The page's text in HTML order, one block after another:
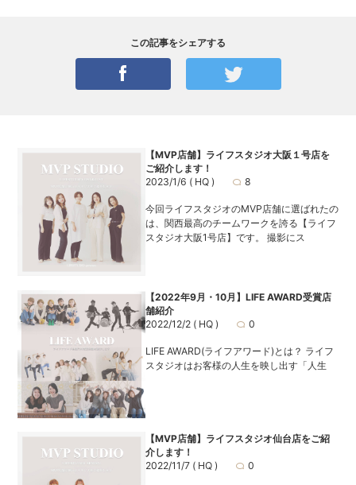
この記事をシェアする
【MVP店舗】ライフスタジオ大阪１号店を
ご紹介します！
2023/1/6 ( HQ ) 8
今回ライフスタジオのMVP店舗に選ばれたの
は、関西最高のチームワークを誇る【ライフ
スタジオ大阪1号店】です。 撮影にス
【2022年9月・10月】LIFE AWARD受賞店
舗紹介
2022/12/2 ( HQ ) 0
LIFE AWARD(ライフアワード)とは？ ライフ
スタジオはお客様の人生を映し出す「人生
【MVP店舗】ライフスタジオ仙台店をご紹
介します！
2022/11/7 ( HQ ) 0